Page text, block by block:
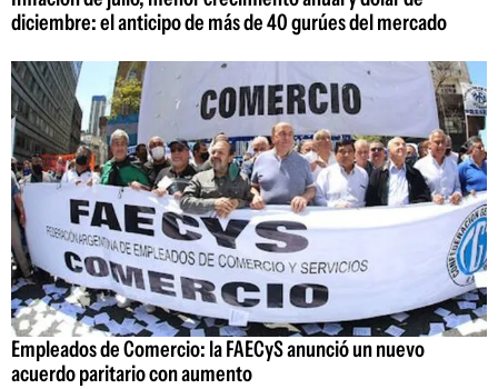
diciembre: el anticipo de más de 40 gurúes del mercado
Empleados de Comercio: la FAECyS anunció un nuevo
acuerdo paritario con aumento